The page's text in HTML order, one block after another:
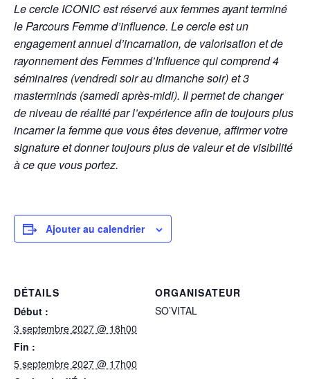
Le cercle ICONIC est réservé aux femmes ayant terminé
le Parcours Femme d’influence. Le cercle est un
engagement annuel d’incarnation, de valorisation et de
rayonnement des Femmes d’Influence qui comprend 4
séminaires (vendredi soir au dimanche soir) et 3
masterminds (samedi après-midi). Il permet de changer
de niveau de réalité par l’expérience afin de toujours plus
incarner la femme que vous êtes devenue, affirmer votre
signature et donner toujours plus de valeur et de visibilité
à ce que vous portez.
Ajouter au calendrier
DÉTAILS
Début :
3 septembre 2027 @ 18h00
Fin :
5 septembre 2027 @ 17h00
ORGANISATEUR
SO’VITAL